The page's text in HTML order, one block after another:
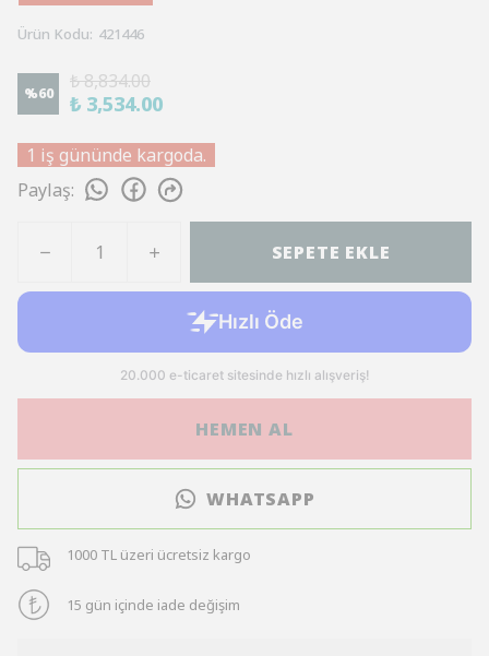
Ürün Kodu: 421446
%60
₺ 8,834.00
₺ 3,534.00
1 iş gününde kargoda.
Paylaş:
SEPETE EKLE
HEMEN AL
WHATSAPP
1000 TL üzeri ücretsiz kargo
15 gün içinde iade değişim